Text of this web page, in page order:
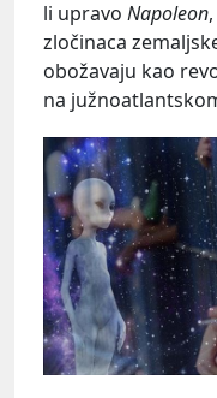
li upravo Napoleon
zločinaca
obožavaju kao
na